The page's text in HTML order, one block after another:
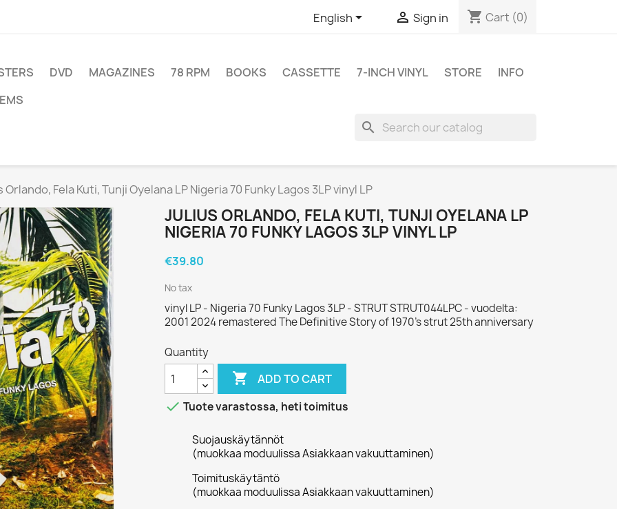
English  Sign in shopping_cart Cart (0)
DVD MAGAZINES 78 RPM BOOKS CASSETTE 7-INCH VINYL STORE
INFO
search
Orlando, Fela Kuti, Tunji Oyelana LP Nigeria 70 Funky Lagos 3LP vinyl LP
JULIUS ORLANDO, FELA KUTI, TUNJI OYELANA LP
NIGERIA 70 FUNKY LAGOS 3LP VINYL LP
€39.80
No tax
vinyl LP - Nigeria 70 Funky Lagos 3LP - STRUT STRUT044LPC - vuodelta:
2001 2024 remastered The Definitive Story of 1970's strut 25th anniversary
Quantity
 ADD TO CART
 Tuote varastossa, heti toimitus
Suojauskäytännöt
(muokkaa moduulissa Asiakkaan vakuuttaminen)
Toimituskäytäntö
(muokkaa moduulissa Asiakkaan vakuuttaminen)